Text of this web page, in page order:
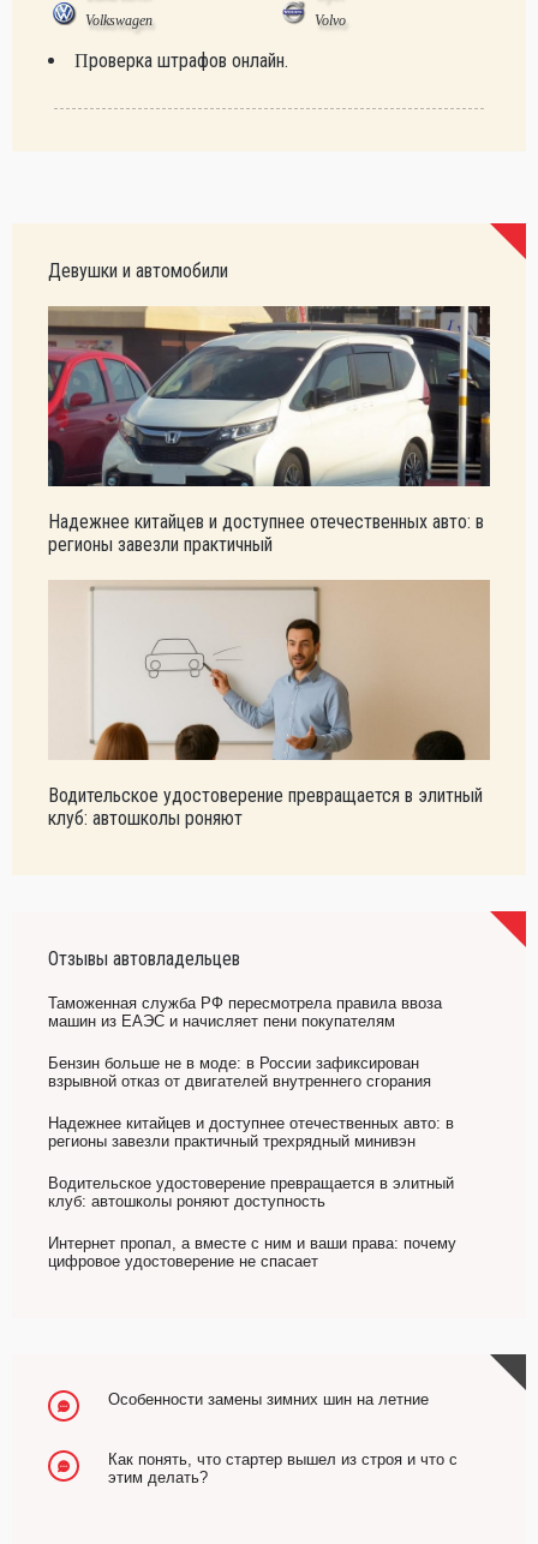
Volkswagen Volvo
Проверка штрафов онлайн.
Девушки и автомобили
Надежнее китайцев и доступнее отечественных авто: в
регионы завезли практичный
Водительское удостоверение превращается в элитный
клуб: автошколы роняют
Отзывы автовладельцев
Таможенная служба РФ пересмотрела правила ввоза
машин из ЕАЭС и начисляет пени покупателям
Бензин больше не в моде: в России зафиксирован
взрывной отказ от двигателей внутреннего сгорания
Надежнее китайцев и доступнее отечественных авто: в
регионы завезли практичный трехрядный минивэн
Водительское удостоверение превращается в элитный
клуб: автошколы роняют доступность
Интернет пропал, а вместе с ним и ваши права: почему
цифровое удостоверение не спасает
Особенности замены зимних шин на летние
Как понять, что стартер вышел из строя и что с
этим делать?